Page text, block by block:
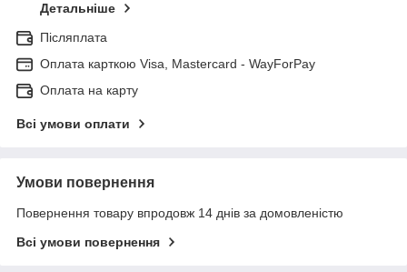
Детальніше
Післяплата
Оплата карткою Visa, Mastercard - WayForPay
Оплата на карту
Всі умови оплати
Умови повернення
Повернення товару впродовж 14 днів за домовленістю
Всі умови повернення